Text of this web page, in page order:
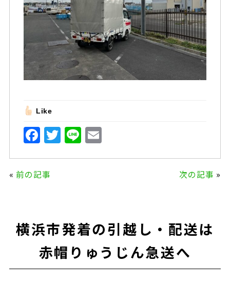
Like
F
a
c
e
o
o
k
T
w
Li
n
E
« 前の記事 次の記事 »
横浜市発着の引越し・配送は
赤帽りゅうじん急送へ